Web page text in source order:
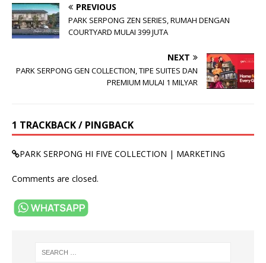
PREVIOUS
PARK SERPONG ZEN SERIES, RUMAH DENGAN
COURTYARD MULAI 399 JUTA
NEXT
PARK SERPONG GEN COLLECTION, TIPE SUITES DAN
PREMIUM MULAI 1 MILYAR
1 TRACKBACK / PINGBACK
PARK SERPONG HI FIVE COLLECTION | MARKETING
Comments are closed.